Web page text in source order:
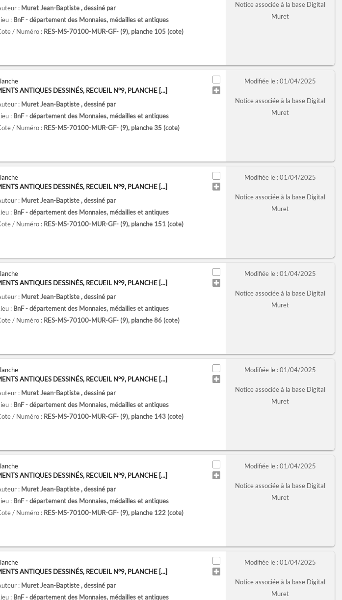
: Muret Jean-Baptiste, dessiné par
: BnF - département des Monnaies, médailles et antiques
/ Numéro : RES-MS-70100-MUR-GF- (9), planche 105 (cote)
Notice associée à la base Digital
Muret
ANTIQUES DESSINÉS, RECUEIL N°9, PLANCHE [...]
: Muret Jean-Baptiste, dessiné par
: BnF - département des Monnaies, médailles et antiques
/ Numéro : RES-MS-70100-MUR-GF- (9), planche 35 (cote)
Modifiée le : 01/04/2025
Notice associée à la base Digital
Muret
ANTIQUES DESSINÉS, RECUEIL N°9, PLANCHE [...]
: Muret Jean-Baptiste, dessiné par
: BnF - département des Monnaies, médailles et antiques
/ Numéro : RES-MS-70100-MUR-GF- (9), planche 151 (cote)
Modifiée le : 01/04/2025
Notice associée à la base Digital
Muret
ANTIQUES DESSINÉS, RECUEIL N°9, PLANCHE [...]
: Muret Jean-Baptiste, dessiné par
: BnF - département des Monnaies, médailles et antiques
/ Numéro : RES-MS-70100-MUR-GF- (9), planche 86 (cote)
Modifiée le : 01/04/2025
Notice associée à la base Digital
Muret
ANTIQUES DESSINÉS, RECUEIL N°9, PLANCHE [...]
: Muret Jean-Baptiste, dessiné par
: BnF - département des Monnaies, médailles et antiques
/ Numéro : RES-MS-70100-MUR-GF- (9), planche 143 (cote)
Modifiée le : 01/04/2025
Notice associée à la base Digital
Muret
ANTIQUES DESSINÉS, RECUEIL N°9, PLANCHE [...]
: Muret Jean-Baptiste, dessiné par
: BnF - département des Monnaies, médailles et antiques
/ Numéro : RES-MS-70100-MUR-GF- (9), planche 122 (cote)
Modifiée le : 01/04/2025
Notice associée à la base Digital
Muret
ANTIQUES DESSINÉS, RECUEIL N°9, PLANCHE [...]
: Muret Jean-Baptiste, dessiné par
: BnF - département des Monnaies, médailles et antiques
Modifiée le : 01/04/2025
Notice associée à la base Digital
Muret